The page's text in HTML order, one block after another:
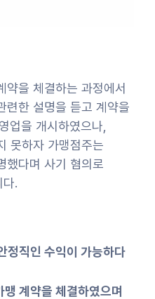
약을 체결하는 과정에서
련한 설명을 듣고 계약을
업을 개시하였으나,
못하자 가맹점주는
했다며 사기 혐의로
.
정직인 수익이 가능하다
계약을 체결하였으며